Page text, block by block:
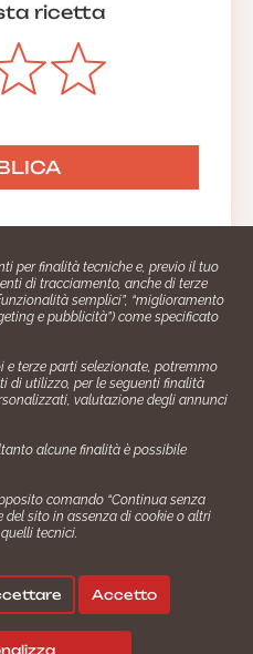
ricetta
Continua a
cassetto questa
e salutare.
la ricetta sia di tuo
per la
di Impiego24.it s.r.l.
P.IVA: 03406490130
numero: SNR 73140386/89/I
9001 numero: SNR
merceologiche marketing
Condizioni
per finalità tecniche e, previo il tuo
di tracciamento, anche di terze
semplici”, “miglioramento
e pubblicità”) come specificato
terze parti selezionate, potremmo
di utilizzo, per le seguenti finalità
valutazione degli annunci
alcune finalità è possibile
comando “Continua senza
del sito in assenza di cookie o altri
tecnici.
Accetto